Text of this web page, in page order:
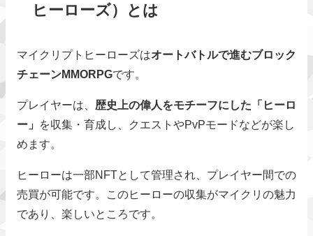
ヒーローズ）とは
マイクリプトヒーローズはオートバトルで進むブロック
チェーンMMORPGです。
プレイヤーは、 歴史上の偉人をモチーフにした「ヒーロ
ー」
を収集・育成し、クエストやPvPモードなどが楽し
めます。
ヒーローは一部NFTとして管理され、プレイヤー間での
売買が可能です。このヒーローの収集がマイクリの魅力
であり、楽しいところです。